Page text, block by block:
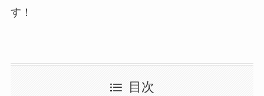
す！
目次